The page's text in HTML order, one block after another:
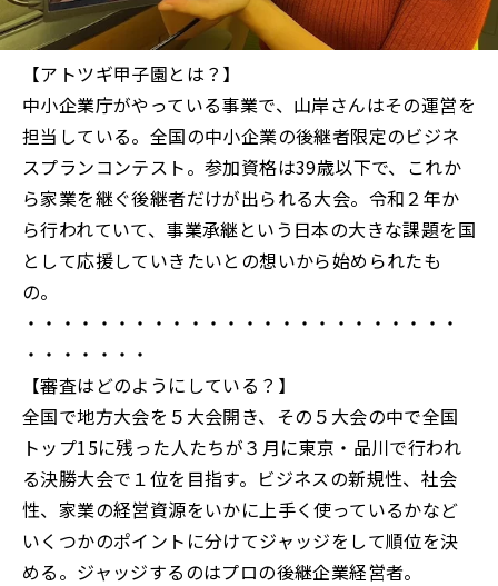
【アトツギ甲子園とは？】
中小企業庁がやっている事業で、山岸さんはその運営を
担当している。全国の中小企業の後継者限定のビジネ
スプランコンテスト。参加資格は39歳以下で、これか
ら家業を継ぐ後継者だけが出られる大会。令和２年か
ら行われていて、事業承継という日本の大きな課題を国
として応援していきたいとの想いから始められたも
の。
・・・・・・・・・・・・・・・・・・・・・・・・
・・・・・・・
【審査はどのようにしている？】
全国で地方大会を５大会開き、その５大会の中で全国
トップ15に残った人たちが３月に東京・品川で行われ
る決勝大会で１位を目指す。ビジネスの新規性、社会
性、家業の経営資源をいかに上手く使っているかなど
いくつかのポイントに分けてジャッジをして順位を決
める。ジャッジするのはプロの後継企業経営者。